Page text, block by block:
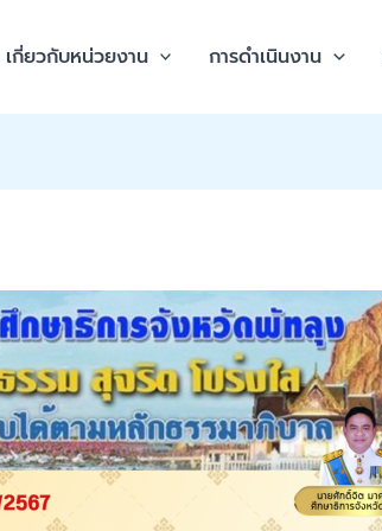
เกี่ยวกับหน่วยงาน การดำเนินงาน